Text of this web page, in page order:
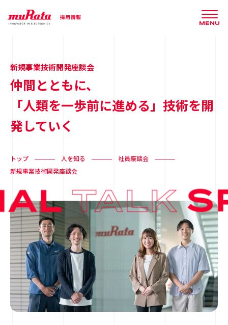
MENU
新規事業技術開発座談会
仲間とともに、
「人類を一歩前に進める」技術を開
発していく
トップ 人を知る
社員座談会
新規事業技術開発座談会